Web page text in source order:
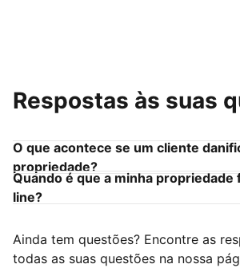
Respostas às suas
O que acontece se um cliente
propriedade?
Quando é que a minha propriedade
line?
Ainda tem questões? Encontre as
todas as suas questões na nossa